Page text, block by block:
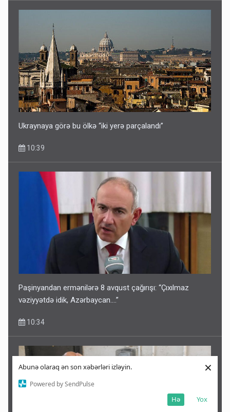
Abunə olaraq ən son xəbərləri izləyin.
Powered by SendPulse
Yox
Hə
×
Ukraynaya görə bu ölkə “iki yerə parçalandı”
10:39
Paşinyandan ermənilərə 8 avqust çağırışı: “Çıxılmaz
vəziyyətdə idik, Azərbaycan….”
10:34